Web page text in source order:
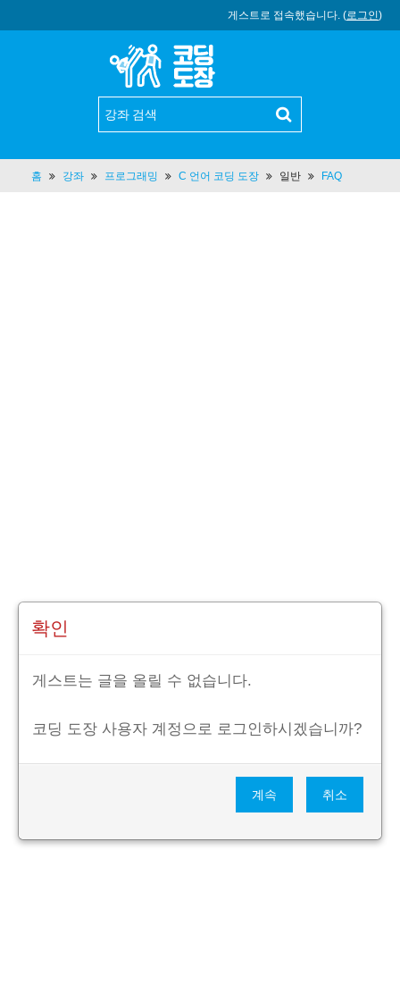
게스트로 접속했습니다. (로그인)
홈 강좌 프로그래밍 C 언어 코딩 도장 일반 FAQ
확인
게스트는 글을 올릴 수 없습니다.
코딩 도장 사용자 계정으로 로그인하시겠습니까?